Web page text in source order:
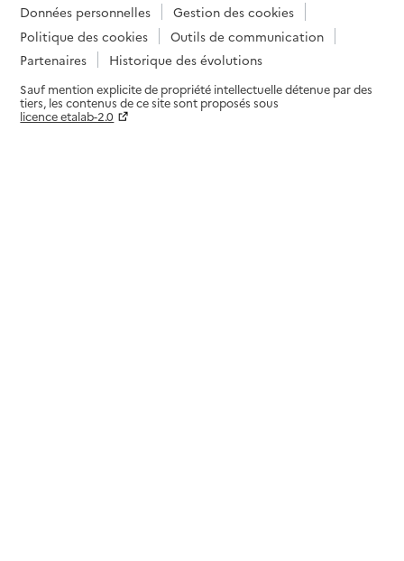
Données personnelles
Gestion des cookies
Politique des cookies
Outils de communication
Partenaires
Historique des évolutions
Sauf mention explicite de propriété intellectuelle détenue par des
tiers, les contenus de ce site sont proposés sous
licence etalab-2.0